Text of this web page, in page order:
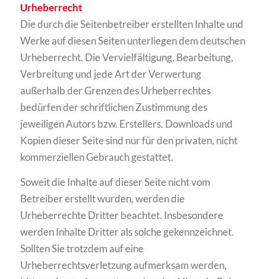
Urheberrecht
Die durch die Seitenbetreiber erstellten Inhalte und
Werke auf diesen Seiten unterliegen dem deutschen
Urheberrecht. Die Vervielfältigung, Bearbeitung,
Verbreitung und jede Art der Verwertung
außerhalb der Grenzen des Urheberrechtes
bedürfen der schriftlichen Zustimmung des
jeweiligen Autors bzw. Erstellers. Downloads und
Kopien dieser Seite sind nur für den privaten, nicht
kommerziellen Gebrauch gestattet.
Soweit die Inhalte auf dieser Seite nicht vom
Betreiber erstellt wurden, werden die
Urheberrechte Dritter beachtet. Insbesondere
werden Inhalte Dritter als solche gekennzeichnet.
Sollten Sie trotzdem auf eine
Urheberrechtsverletzung aufmerksam werden,